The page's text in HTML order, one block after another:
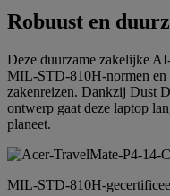
Robuust en
Deze duurzame zakelijke
MIL-STD-810H-normen en
zakenreizen. Dankzij Dust
ontwerp gaat deze laptop
planeet.
MIL-STD-810H-